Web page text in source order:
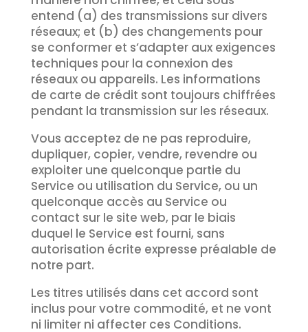
entend (a) des transmissions sur divers
réseaux; et (b) des changements pour
se conformer et s’adapter aux exigences
techniques pour la connexion des
réseaux ou appareils. Les informations
de carte de crédit sont toujours chiffrées
pendant la transmission sur les réseaux.
Vous acceptez de ne pas reproduire,
dupliquer, copier, vendre, revendre ou
exploiter une quelconque partie du
Service ou utilisation du Service, ou un
quelconque accès au Service ou
contact sur le site web, par le biais
duquel le Service est fourni, sans
autorisation écrite expresse préalable de
notre part.
Les titres utilisés dans cet accord sont
inclus pour votre commodité, et ne vont
ni limiter ni affecter ces Conditions.